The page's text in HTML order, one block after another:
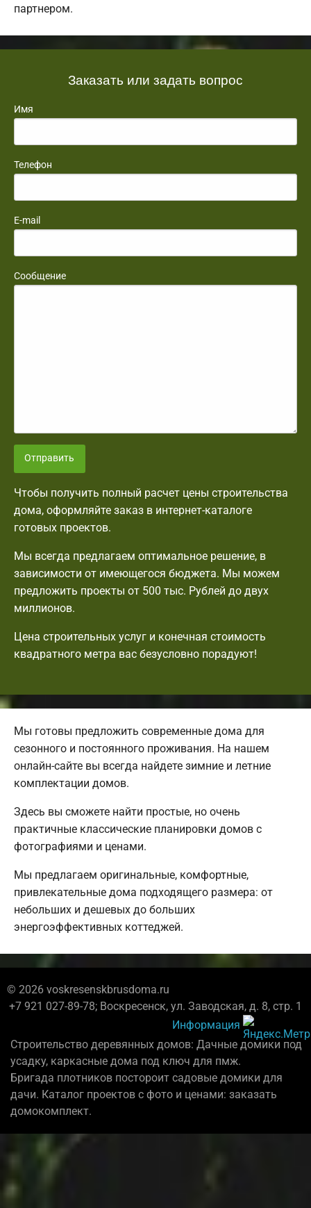
партнером.
Заказать или задать вопрос
Имя
Телефон
E-mail
Сообщение
Отправить
Чтобы получить полный расчет цены строительства
дома, оформляйте заказ в интернет-каталоге
готовых проектов.
Мы всегда предлагаем оптимальное решение, в
зависимости от имеющегося бюджета. Мы можем
предложить проекты от 500 тыс. Рублей до двух
миллионов.
Цена строительных услуг и конечная стоимость
квадратного метра вас безусловно порадуют!
Мы готовы предложить современные дома для
сезонного и постоянного проживания. На нашем
онлайн-сайте вы всегда найдете зимние и летние
комплектации домов.
Здесь вы сможете найти простые, но очень
практичные классические планировки домов с
фотографиями и ценами.
Мы предлагаем оригинальные, комфортные,
привлекательные дома подходящего размера: от
небольших и дешевых до больших
энергоэффективных коттеджей.
© 2026 voskresenskbrusdoma.ru
+7 921 027-89-78; Воскресенск, ул. Заводская, д. 8, стр. 1
Информация
Строительство деревянных домов: Дачные домики под
усадку, каркасные дома под ключ для пмж.
Бригада плотников постороит садовые домики для
дачи. Каталог проектов с фото и ценами: заказать
домокомплект.